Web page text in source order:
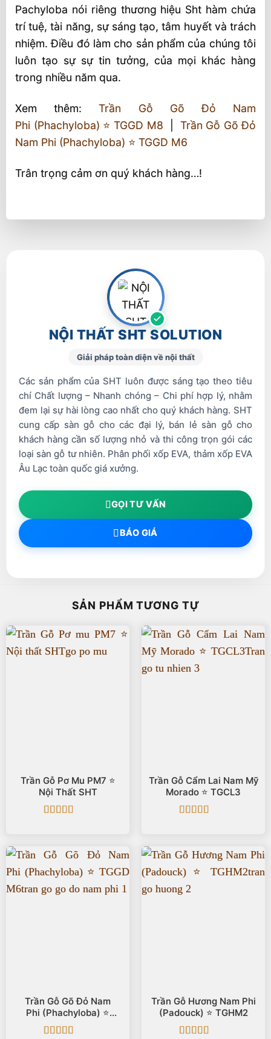
Pachyloba nói riêng thương hiệu Sht hàm chứa
trí tuệ, tài năng, sự sáng tạo, tâm huyết và trách
nhiệm. Điều đó làm cho sản phẩm của chúng tôi
luôn tạo sự sự tin tưởng, của mọi khác hàng
trong nhiều năm qua.
Xem thêm:Trần Gỗ Gõ Đỏ Nam
Phi (Phachyloba) ⭐️ TGGD M8
Trần Gỗ Gõ Đỏ
Nam Phi (Phachyloba) ⭐️ TGGD M6
Trân trọng cảm ơn quý khách hàng…!
NỘI THẤT SHT SOLUTION
Giải pháp toàn diện về nội thất
Các sản phẩm của SHT luôn được sáng tạo theo tiêu
chí Chất lượng – Nhanh chóng – Chi phí hợp lý, nhằm
đem lại sự hài lòng cao nhất cho quý khách hàng. SHT
cung cấp sàn gỗ cho các đại lý, bán lẻ sàn gỗ cho
khách hàng cần số lượng nhỏ và thi công trọn gói các
loại sàn gỗ tư nhiên. Phân phối xốp EVA, thảm xốp EVA
Âu Lạc toàn quốc giá xưởng.
GỌI TƯ VẤN
BÁO GIÁ
SẢN PHẨM TƯƠNG TỰ
Trần Gỗ Pơ Mu PM7 ⭐️
Nội Thất SHT
Trần Gỗ Cẩm Lai Nam Mỹ
Morado ⭐️ TGCL3
Trần Gỗ Gõ Đỏ Nam
Phi (Phachyloba) ⭐️
TGGD M6
Trần Gỗ Hương Nam Phi
(Padouck) ⭐️ TGHM2